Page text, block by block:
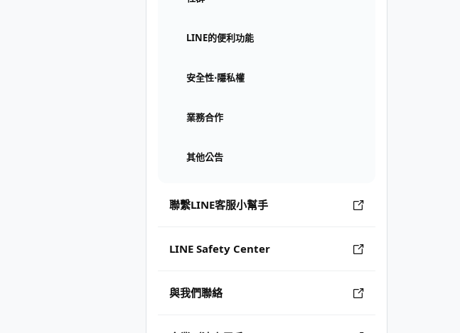
LINE的便利功能
安全性⋅隱私權
業務合作
其他公告
聯繫LINE客服小幫手
LINE Safety Center
與我們聯絡